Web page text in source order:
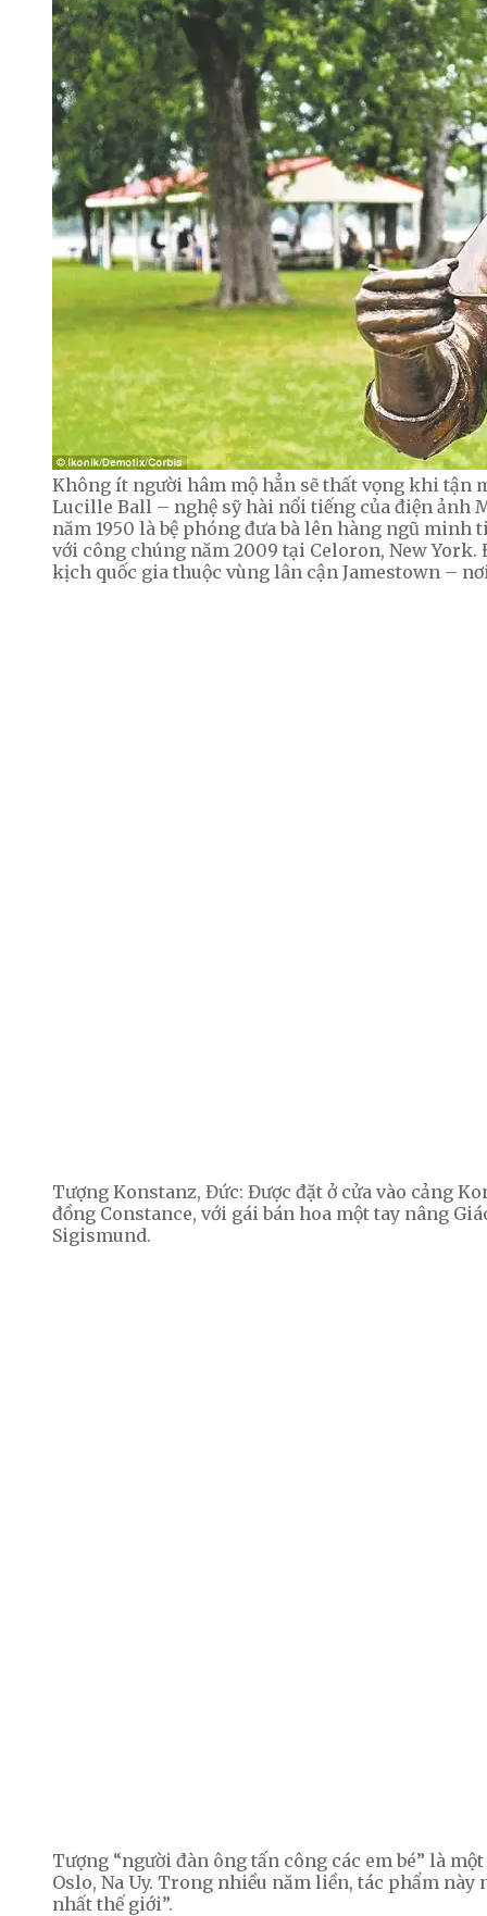
​Không ít người hâm mộ hẳn sẽ thất vọng khi tận
Lucille Ball – nghệ sỹ hài nổi tiếng của điện ảnh
năm 1950 là bệ phóng đưa bà lên hàng ngũ minh
với công chúng năm 2009 tại Celoron, New
kịch quốc gia thuộc vùng lân cận Jamestown –
Tượng Konstanz, Đức: Được đặt ở cửa vào cảng
đồng Constance, với gái bán hoa một tay nâng
Sigismund.
Tượng “người đàn ông tấn công các em bé” là
Oslo, Na Uy. Trong nhiều năm liền, tác phẩm
nhất thế giới”.